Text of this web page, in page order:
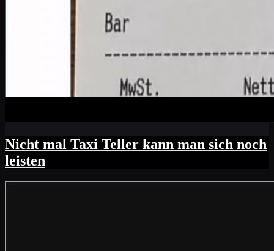
Nicht mal Taxi Teller kann man sich noch
leisten